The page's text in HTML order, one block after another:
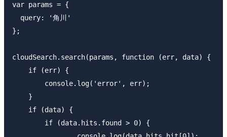
var params = {
  query: '角川'
};
cloudSearch.search(params, function (err, data) {
    if (err) {
        console.log('error', err);
    }
    if (data) {
        if (data.hits.found > 0) {